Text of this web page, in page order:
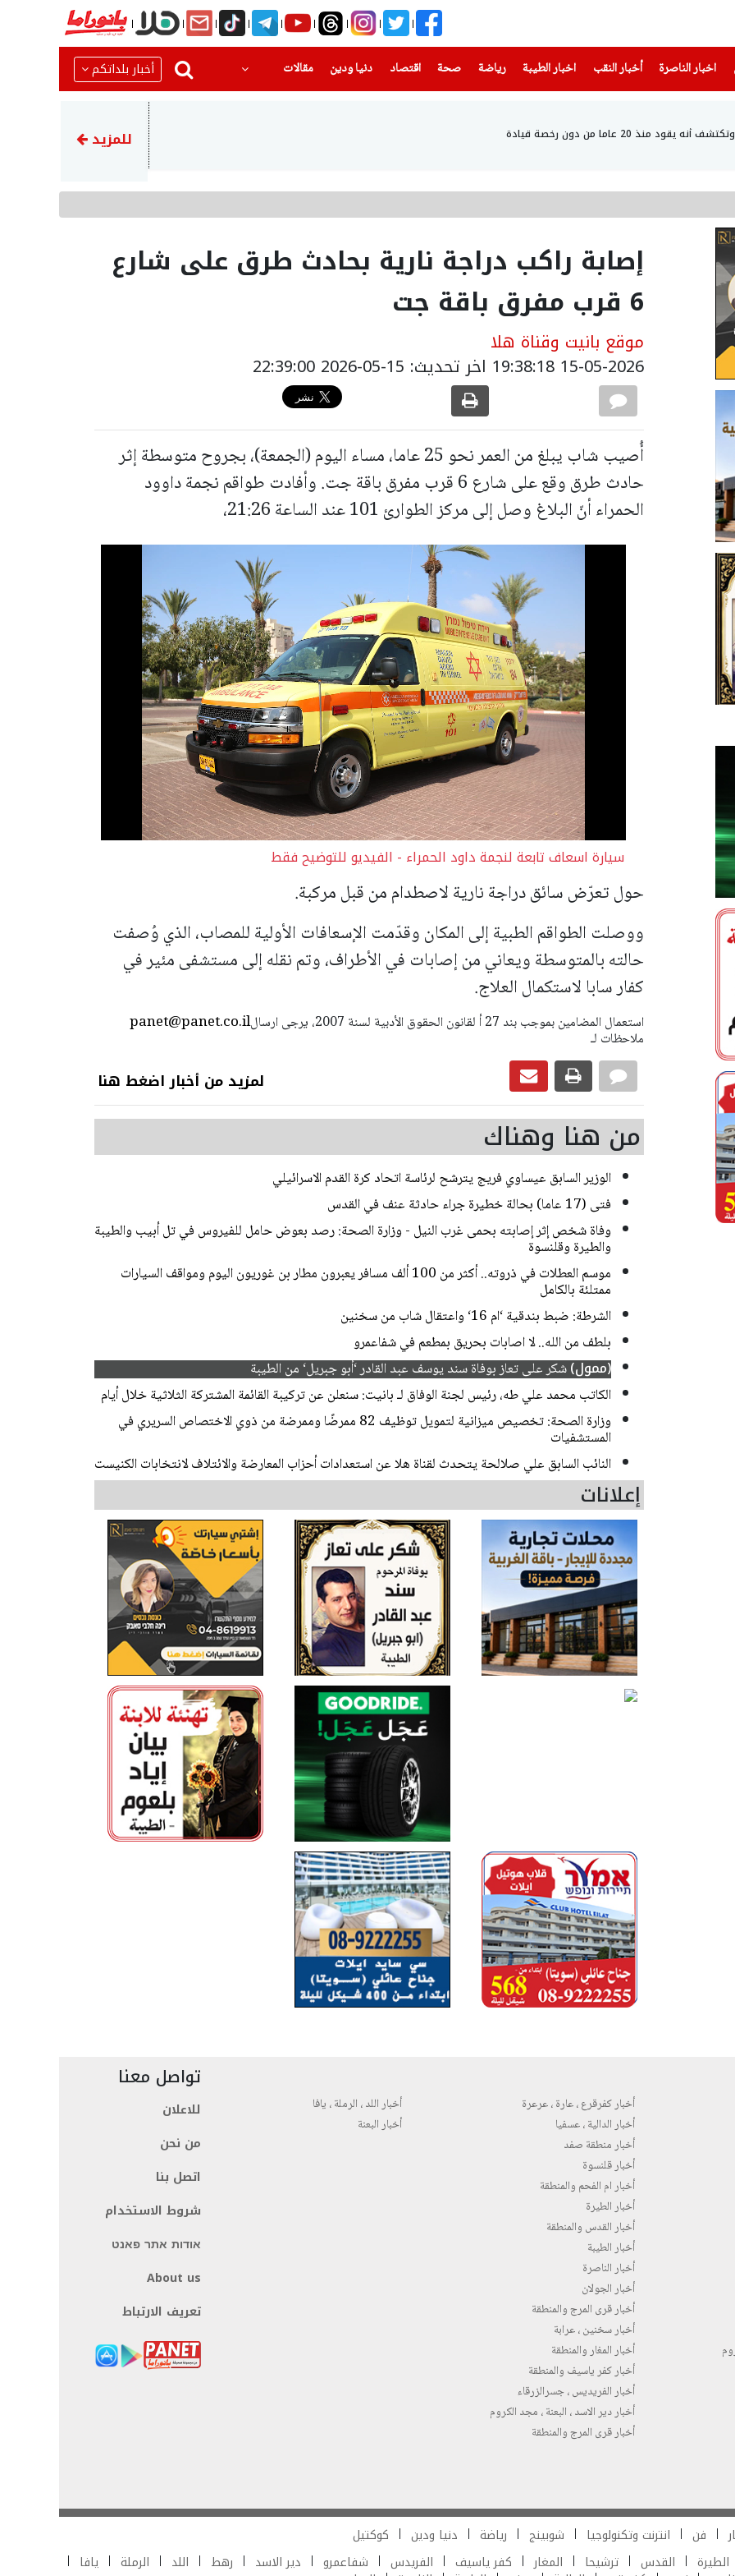
اخبار الناصرة
(current) أخبار النقب اخبار الطيبة(current) رياضة
(current) صحة(current) اقتصاد دنيا ودين
(current) مقالات أخبار بلداتكم
20 عاما من دون رخصة قيادة هل أنت من المستحقين؟
للمزيد
إصابة راكب دراجة نارية بحادث طرق على شارع
6 قرب مفرق باقة جت
موقع بانيت وقناة هلا
15-05-2026 19:38:18 اخر تحديث: 15-05-2026 22:39:00
أُصيب شاب يبلغ من العمر نحو 25 عاما، مساء اليوم (الجمعة)، بجروح متوسطة إثر
حادث طرق وقع على شارع 6 قرب مفرق باقة جت. وأفادت طواقم نجمة داوود
الحمراء أنّ البلاغ وصل إلى مركز الطوارئ 101 عند الساعة 21:26،
سيارة اسعاف تابعة لنجمة داود الحمراء - الفيديو للتوضيح فقط
حول تعرّض سائق دراجة نارية لاصطدام من قبل مركبة.
ووصلت الطواقم الطبية إلى المكان وقدّمت الإسعافات الأولية للمصاب، الذي وُصفت
حالته بالمتوسطة ويعاني من إصابات في الأطراف، وتم نقله إلى مستشفى مئير في
كفار سابا لاستكمال العلاج.
panet@panet.co.ilاستعمال المضامين بموجب بند 27 أ لقانون الحقوق الأدبية لسنة 2007، يرجى ارسال
ملاحظات لـ
لمزيد من أخبار اضغط هنا
من هنا وهناك
الوزير السابق عيساوي فريج يترشح لرئاسة اتحاد كرة القدم الاسرائيلي
فتى (17 عاما) بحالة خطيرة جراء حادثة عنف في القدس
وفاة شخص إثر إصابته بحمى غرب النيل - وزارة الصحة: رصد بعوض حامل للفيروس في تل أبيب والطيبة
والطيرة وقلنسوة
موسم العطلات في ذروته.. أكثر من 100 ألف مسافر يعبرون مطار بن غوريون اليوم ومواقف السيارات
ممتلئة بالكامل
الشرطة: ضبط بندقية ‘ام 16‘ واعتقال شاب من سخنين
بلطف من الله.. لا اصابات بحريق بمطعم في شفاعمرو
(ممول)شكر على تعاز بوفاة سند يوسف عبد القادر ‘أبو جبريل‘ من الطيبة
الكاتب محمد علي طه، رئيس لجنة الوفاق لـ بانيت: سنعلن عن تركيبة القائمة المشتركة الثلاثية خلال أيام
وزارة الصحة: تخصيص ميزانية لتمويل توظيف 82 ممرضًا وممرضة من ذوي الاختصاص السريري في
المستشفيات
النائب السابق علي صلالحة يتحدث لقناة هلا عن استعدادات أحزاب المعارضة والائتلاف لانتخابات الكنيست
إعلانات
أخبار كفرقرع ، عارة ، عرعرة
أخبار الدالية ، عسفيا
أخبار منطقة صفد
أخبار قلنسوة
أخبار ام الفحم والمنطقة
أخبار الطيرة
أخبار القدس والمنطقة
أخبار الطيبة
أخبار الناصرة
أخبار الجولان
أخبار قرى المرج والمنطقة
أخبار سخنين ، عرابة
أخبار المغار والمنطقة
أخبار كفر ياسيف والمنطقة
أخبار الفريديس ، جسرالزرقاء
أخبار دير الاسد ، البعنة ، مجد الكروم
أخبار قرى المرج والمنطقة
أخبار اللد ، الرملة ، يافا
أخبار البعنة
تواصل معنا
للاعلان
من نحن
اتصل بنا
شروط الاستخدام
אודות אתר פאנט
About us
تعريف الارتباط
فن انترنت وتكنولوجيا شوبينج رياضة دنيا ودين
كوكتيل
الطيرة القدس ترشيحا المغار كفر ياسيف الفريدس شفاعمرو دير الاسد رهط اللد الرملة يافا